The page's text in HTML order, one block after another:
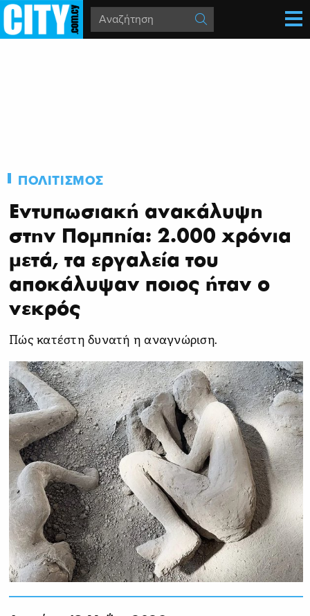
ΠΟΛΙΤΙΣΜΟΣ
Εντυπωσιακή ανακάλυψη
στην Πομπηία: 2.000 χρόνια
μετά, τα εργαλεία του
αποκάλυψαν ποιος ήταν ο
νεκρός
Πώς κατέστη δυνατή η αναγνώριση.